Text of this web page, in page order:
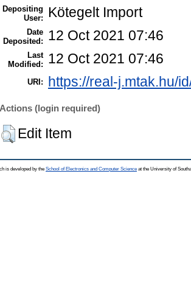
Depositing
User:
Kötegelt Import
Date
Deposited:
12 Oct 2021 07:46
Last
Modified:
12 Oct 2021 07:46
URI: https://real-j.mtak.hu/
Actions (login required)
Edit Item
is developed by the School of Electronics and Computer Science at the University of